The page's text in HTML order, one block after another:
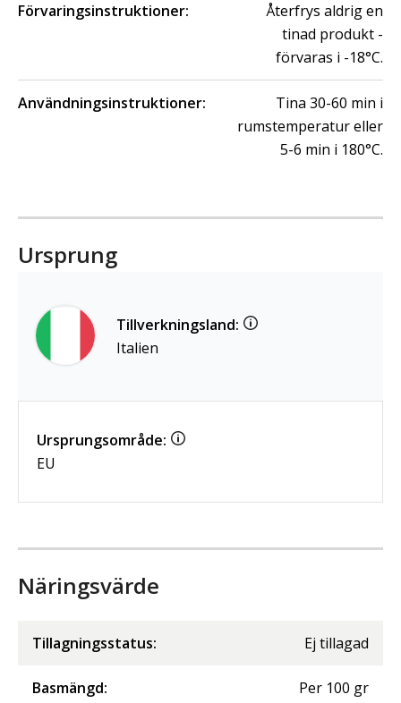
Förvaringsinstruktioner:
Återfrys aldrig en
tinad produkt -
förvaras i -18°C.
Användningsinstruktioner:
Tina 30-60 min i
rumstemperatur eller
5-6 min i 180°C.
Ursprung
Tillverkningsland:
Italien
Ursprungsområde:
EU
Näringsvärde
Tillagningsstatus: Ej tillagad
Basmängd: Per 100 gr